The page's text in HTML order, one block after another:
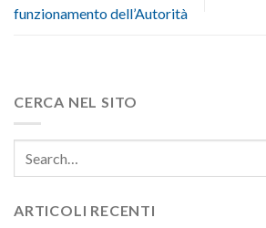
funzionamento dell’Autorità
CERCA NEL SITO
ARTICOLI RECENTI